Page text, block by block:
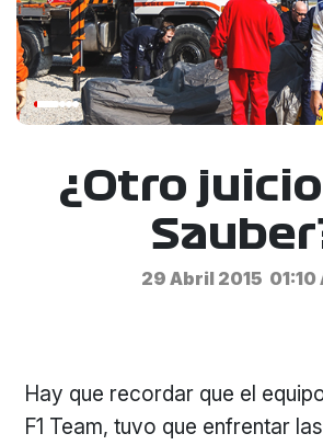
¿Otro
29 Abril 2015 01:10
Hay que recordar que el
F1 Team, tuvo que enfrentar